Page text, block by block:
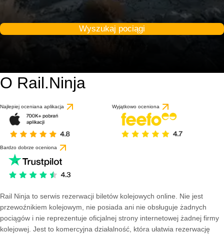
Wyszukaj pociągi
O Rail.Ninja
Najlepiej oceniana aplikacja Wyjątkowo oceniona
Bardzo dobrze oceniona
Rail Ninja to serwis rezerwacji biletów kolejowych online. Nie jest
przewoźnikiem kolejowym, nie posiada ani nie obsługuje żadnych
pociągów i nie reprezentuje oficjalnej strony internetowej żadnej firmy
kolejowej. Jest to komercyjna działalność, która ułatwia rezerwację